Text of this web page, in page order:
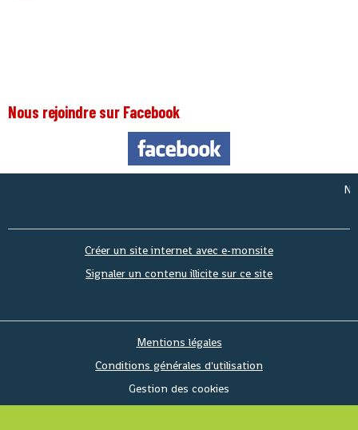
Nous rejoindre sur Facebook
Nous
Créer un site internet avec e-monsite
Signaler un contenu illicite sur ce site
Mentions légales
Conditions générales d'utilisation
Gestion des cookies